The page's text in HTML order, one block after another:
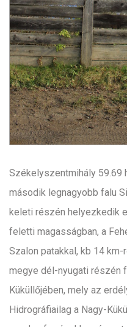
Székelyszentmihály 59.69
második legnagyobb falu
keleti részén helyezkedik
feletti magasságban, a
Szalon patakkal, kb 14
megye dél-nyugati részén
Küküllőjében, mely az
Hidrográfiailag a Nagy-